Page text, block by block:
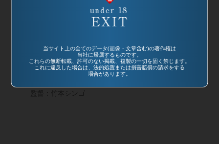
当サイト上の全てのデータ(画像・文章含む)の著作権は
当社に帰属するものです。
これらの無断転載、許可のない掲載、複製の一切を固く禁じます。
これに違反した場合は、法的処置または損害賠償の請求をする
場合があります。
発売日: 2004/04/17
品番：VRIDS-001
ザ・ヘリコプター
監督：竹本シンゴ